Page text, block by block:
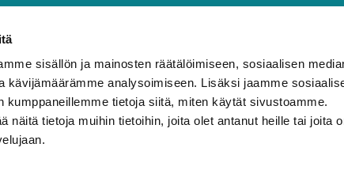
sisällön ja mainosten räätälöimiseen, sosiaalisen
kävijämäärämme analysoimiseen. Lisäksi jaamme
kumppaneillemme tietoja siitä, miten käytät sivustoamme.
näitä tietoja muihin tietoihin, joita olet antanut heille tai joita
Itämerikortti
Ajankohtaista
Tuomaristo